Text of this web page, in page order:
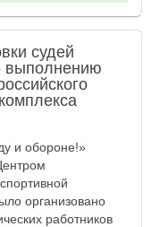
судей
выполнению
и обороне!»
организовано
работников